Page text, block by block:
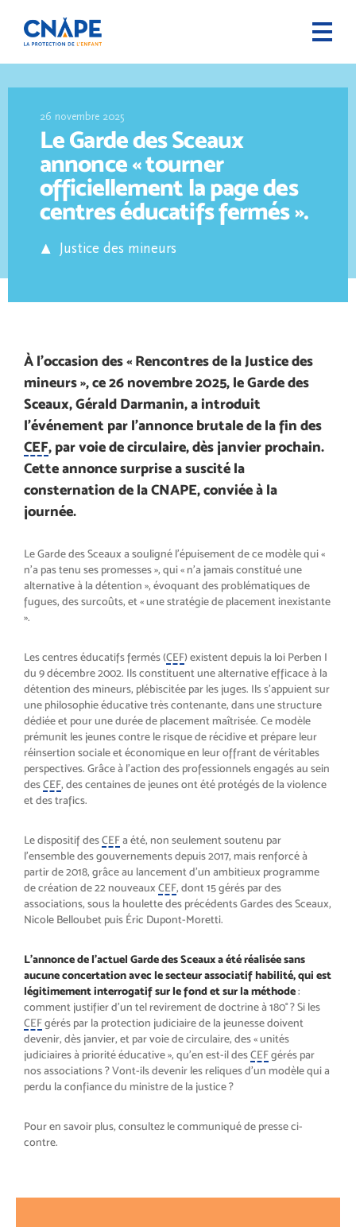
26 novembre 2025
Le Garde des Sceaux
annonce « tourner
officiellement la page des
centres éducatifs fermés ».
Justice des mineurs
À l’occasion des « Rencontres de la Justice des
mineurs », ce 26 novembre 2025, le Garde des
Sceaux, Gérald Darmanin, a introduit
l’événement par l’annonce brutale de la fin des
CEF, par voie de circulaire, dès janvier prochain.
Cette annonce surprise a suscité la
consternation de la CNAPE, conviée à la
journée.
Le Garde des Sceaux a souligné l’épuisement de ce modèle qui «
n’a pas tenu ses promesses », qui « n’a jamais constitué une
alternative à la détention », évoquant des problématiques de
fugues, des surcoûts, et « une stratégie de placement inexistante
».
Les centres éducatifs fermés (CEF) existent depuis la loi Perben I
du 9 décembre 2002. Ils constituent une alternative efficace à la
détention des mineurs, plébiscitée par les juges. Ils s’appuient sur
une philosophie éducative très contenante, dans une structure
dédiée et pour une durée de placement maîtrisée. Ce modèle
prémunit les jeunes contre le risque de récidive et prépare leur
réinsertion sociale et économique en leur offrant de véritables
perspectives. Grâce à l’action des professionnels engagés au sein
desCEF, des centaines de jeunes ont été protégés de la violence
et des trafics.
Le dispositif desCEFa été, non seulement soutenu par
l’ensemble des gouvernements depuis 2017, mais renforcé à
partir de 2018, grâce au lancement d’un ambitieux programme
de création de 22 nouveaux CEF, dont 15 gérés par des
associations, sous la houlette des précédents Gardes des Sceaux,
Nicole Belloubet puis Éric Dupont-Moretti.
L’annonce de l’actuel Garde des Sceaux a été réalisée sans
aucune concertation avec le secteur associatif habilité, qui est
légitimement interrogatif sur le fond et sur la méthode:
comment justifier d’un tel revirement de doctrine à 180° ? Si les
CEFgérés par la protection judiciaire de la jeunesse doivent
devenir, dès janvier, et par voie de circulaire, des « unités
judiciaires à priorité éducative », qu’en est-il desCEFgérés par
nos associations ? Vont-ils devenir les reliques d’un modèle qui a
perdu la confiance du ministre de la justice ?
Pour en savoir plus, consultez le communiqué de presse ci-
contre.